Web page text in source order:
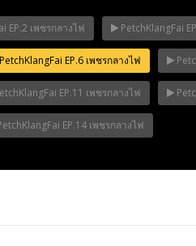
Mani Nakha Ep.13
EP.2 เพชรกลางไฟ PetchKlangFai
EP.6 เพชรกลางไฟ
EP.11 เพชรกลางไฟ
EP.14 เพชรกลางไฟ